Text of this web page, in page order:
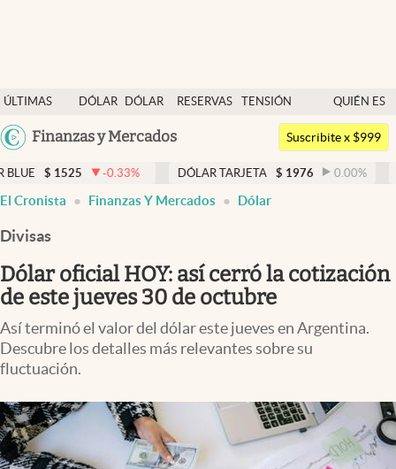
ÚLTIMAS
NOTICIAS
DÓLAR
DÓLAR
RESERVAS
TENSIÓN
GEOPOLÍTICA
QUIÉN ES
QUIÉN
Argentina
Uruguay
Finanzas y Mercados
Dólar
Members
Economía y Política
Finanzas y Mercados
Mercados Online
Negocios
Columnistas
Apertura
Infotechnology
Clase
Suscribite x $999
-0.33% DÓLAR TARJETA $ 1976 0.00% DÓLAR
El Cronista Finanzas Y Mercados Dólar
Divisas
Dólar oficial HOY: así cerró la cotización
de este jueves 30 de octubre
Así terminó el valor del dólar este jueves en Argentina.
Descubre los detalles más relevantes sobre su
fluctuación.